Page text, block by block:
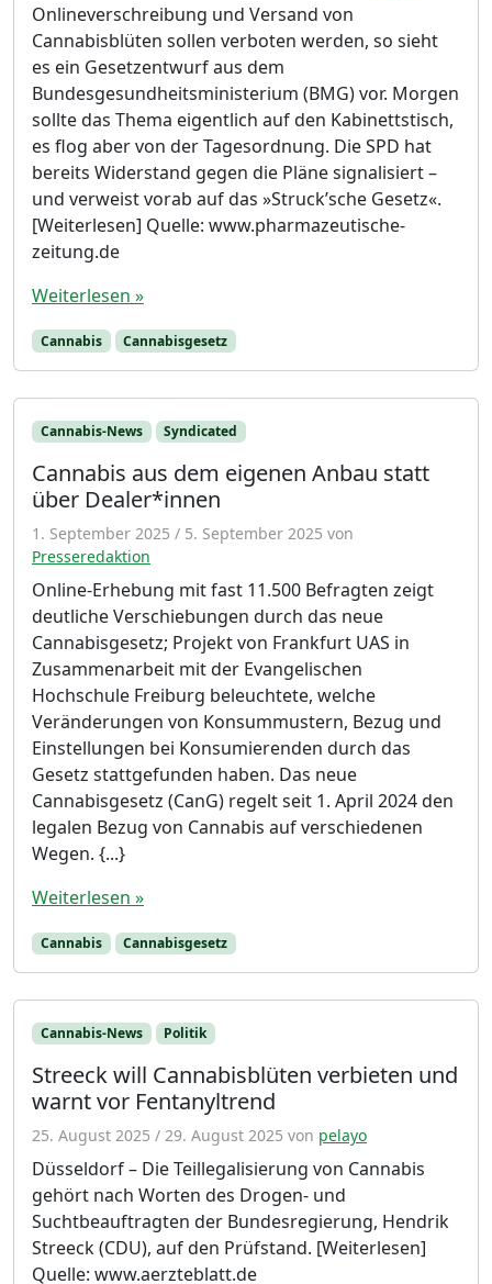
Onlineverschreibung und Versand von
Cannabisblüten sollen verboten werden, so sieht
es ein Gesetzentwurf aus dem
Bundesgesundheitsministerium (BMG) vor. Morgen
sollte das Thema eigentlich auf den Kabinettstisch,
es flog aber von der Tagesordnung. Die SPD hat
bereits Widerstand gegen die Pläne signalisiert –
und verweist vorab auf das »Struck’sche Gesetz«.
[Weiterlesen] Quelle: www.pharmazeutische-
zeitung.de
Weiterlesen »
Cannabis Cannabisgesetz
Cannabis-News Syndicated
Cannabis aus dem eigenen Anbau statt
über Dealer*innen
1. September 2025 / 5. September 2025 von
Presseredaktion
Online-Erhebung mit fast 11.500 Befragten zeigt
deutliche Verschiebungen durch das neue
Cannabisgesetz; Projekt von Frankfurt UAS in
Zusammenarbeit mit der Evangelischen
Hochschule Freiburg beleuchtete, welche
Veränderungen von Konsummustern, Bezug und
Einstellungen bei Konsumierenden durch das
Gesetz stattgefunden haben. Das neue
Cannabisgesetz (CanG) regelt seit 1. April 2024 den
legalen Bezug von Cannabis auf verschiedenen
Wegen. {...}
Weiterlesen »
Cannabis Cannabisgesetz
Cannabis-News Politik
Streeck will Cannabisblüten verbieten und
warnt vor Fentanyltrend
25. August 2025 / 29. August 2025 von pelayo
Düsseldorf – Die Teillegalisierung von Cannabis
gehört nach Worten des Drogen- und
Suchtbeauftragten der Bundesregierung, Hendrik
Streeck (CDU), auf den Prüfstand. [Weiterlesen]
Quelle: www.aerzteblatt.de